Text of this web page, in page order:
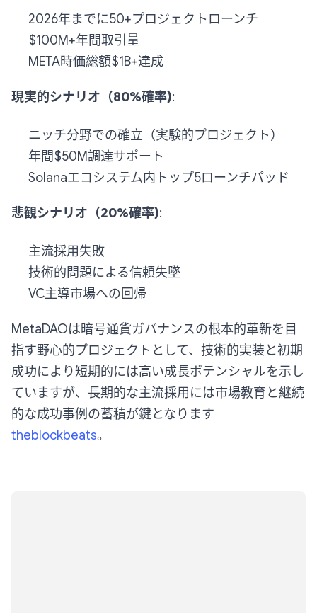
2026年までに50+プロジェクトローンチ
$100M+年間取引量
META時価総額$1B+達成
現実的シナリオ（80%確率):
ニッチ分野での確立（実験的プロジェクト）
年間$50M調達サポート
Solanaエコシステム内トップ5ローンチパッド
悲観シナリオ（20%確率):
主流採用失敗
技術的問題による信頼失墜
VC主導市場への回帰
MetaDAOは暗号通貨ガバナンスの根本的革新を目
指す野心的プロジェクトとして、技術的実装と初期
成功により短期的には高い成長ポテンシャルを示し
ていますが、長期的な主流採用には市場教育と継続
的な成功事例の蓄積が鍵となります
theblockbeats。